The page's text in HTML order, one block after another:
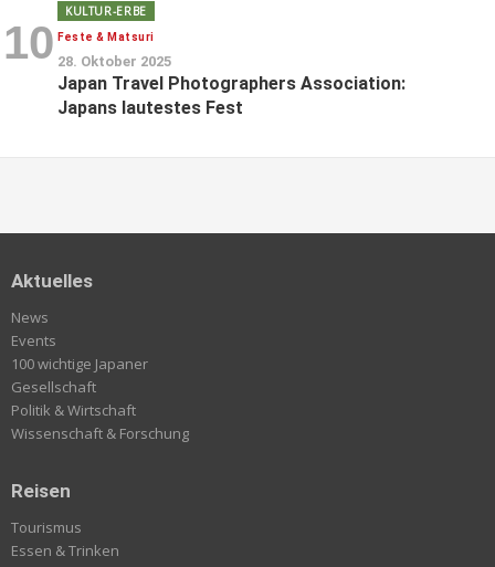
10
KULTUR-ERBE
Feste & Matsuri
28. Oktober 2025
Japan Travel Photographers Association:
Japans lautestes Fest
Aktuelles
News
Events
100 wichtige Japaner
Gesellschaft
Politik & Wirtschaft
Wissenschaft & Forschung
Reisen
Tourismus
Essen & Trinken